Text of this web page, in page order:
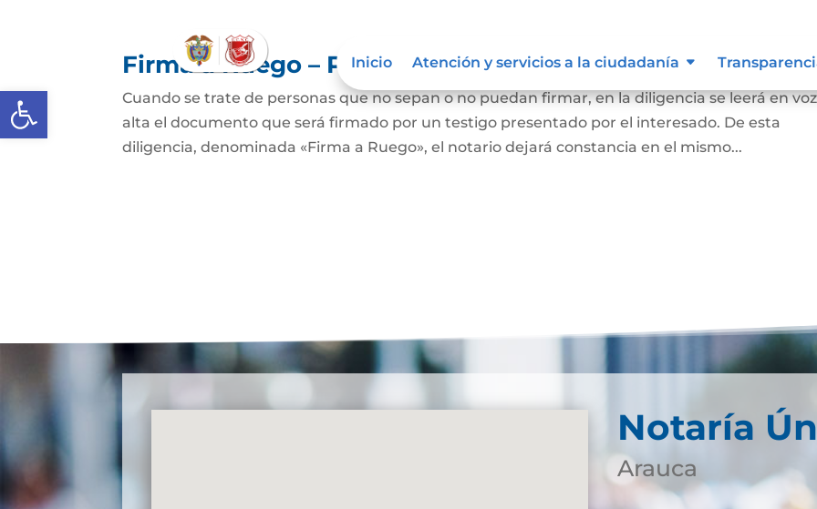
Abrir barra de herramientas
Inicio Atención y servicios a la ciudadanía
Firma a Ruego – Personas que no saben o no puede
Cuando se trate de personas que no sepan o no puedan firmar, en la diligencia se leerá en voz
alta el documento que será firmado por un testigo presentado por el interesado. De esta
diligencia, denominada «Firma a Ruego», el notario dejará constancia en el mismo...
Notaría
Arauca